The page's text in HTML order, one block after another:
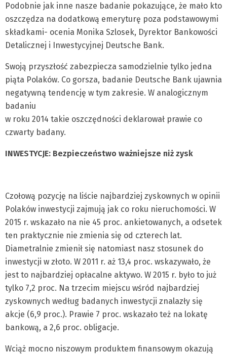
Podobnie jak inne nasze badanie pokazujące, że mało kto
oszczędza na dodatkową emeryturę poza podstawowymi
składkami- ocenia Monika Szlosek, Dyrektor Bankowości
Detalicznej i Inwestycyjnej Deutsche Bank.
Swoją przyszłość zabezpiecza samodzielnie tylko jedna
piąta Polaków. Co gorsza, badanie Deutsche Bank ujawnia
negatywną tendencję w tym zakresie. W analogicznym
badaniu
w roku 2014 takie oszczędności deklarował prawie co
czwarty badany.
INWESTYCJE: Bezpieczeństwo ważniejsze niż zysk
Czołową pozycję na liście najbardziej zyskownych w opinii
Polaków inwestycji zajmują jak co roku nieruchomości. W
2015 r. wskazało na nie 45 proc. ankietowanych, a odsetek
ten praktycznie nie zmienia się od czterech lat.
Diametralnie zmienił się natomiast nasz stosunek do
inwestycji w złoto. W 2011 r. aż 13,4 proc. wskazywało, że
jest to najbardziej opłacalne aktywo. W 2015 r. było to już
tylko 7,2 proc. Na trzecim miejscu wśród najbardziej
zyskownych według badanych inwestycji znalazły się
akcje (6,9 proc.). Prawie 7 proc. wskazało też na lokatę
bankową, a 2,6 proc. obligacje.
Wciąż mocno niszowym produktem finansowym okazują